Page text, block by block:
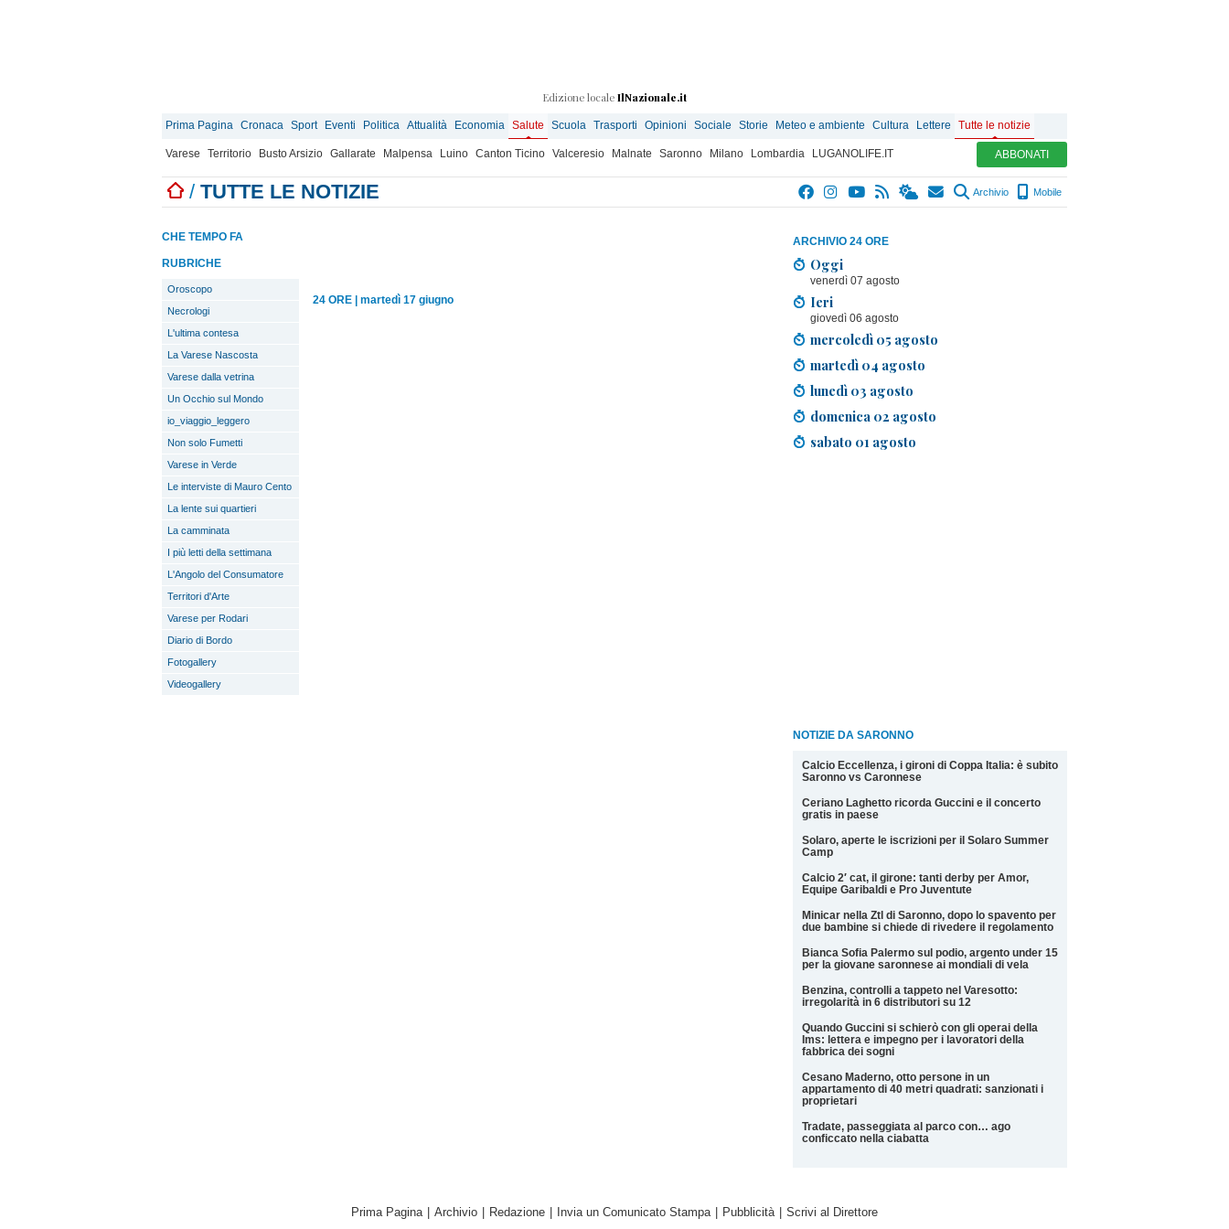
Edizione locale IlNazionale.it
Prima Pagina Cronaca Sport Eventi Politica Attualità Economia Salute Scuola Trasporti Opinioni Sociale Storie Meteo e ambiente Cultura Lettere Tutte le notizie
Varese Territorio Busto Arsizio Gallarate Malpensa Luino Canton Ticino Valceresio Malnate Saronno Milano Lombardia LUGANOLIFE.IT ABBONATI
/ TUTTE LE NOTIZIE Archivio Mobile
ARCHIVIO 24 ORE
Oggi
venerdì 07 agosto
Ieri
giovedì 06 agosto
mercoledì 05 agosto
martedì 04 agosto
lunedì 03 agosto
domenica 02 agosto
sabato 01 agosto
NOTIZIE DA SARONNO
Calcio Eccellenza, i gironi di Coppa Italia: è subito
Saronno vs Caronnese
Ceriano Laghetto ricorda Guccini e il concerto
gratis in paese
Solaro, aperte le iscrizioni per il Solaro Summer
Camp
Calcio 2′ cat, il girone: tanti derby per Amor,
Equipe Garibaldi e Pro Juventute
Minicar nella Ztl di Saronno, dopo lo spavento per
due bambine si chiede di rivedere il regolamento
Bianca Sofia Palermo sul podio, argento under 15
per la giovane saronnese ai mondiali di vela
Benzina, controlli a tappeto nel Varesotto:
irregolarità in 6 distributori su 12
Quando Guccini si schierò con gli operai della
Ims: lettera e impegno per i lavoratori della
fabbrica dei sogni
Cesano Maderno, otto persone in un
appartamento di 40 metri quadrati: sanzionati i
proprietari
Tradate, passeggiata al parco con… ago
conficcato nella ciabatta
CHE TEMPO FA
RUBRICHE
Oroscopo
Necrologi
L'ultima contesa
La Varese Nascosta
Varese dalla vetrina
Un Occhio sul Mondo
io_viaggio_leggero
Non solo Fumetti
Varese in Verde
Le interviste di Mauro Cento
La lente sui quartieri
La camminata
I più letti della settimana
L'Angolo del Consumatore
Territori d'Arte
Varese per Rodari
Diario di Bordo
Fotogallery
Videogallery
24 ORE martedì 17 giugno
Prima Pagina Archivio Redazione Invia un Comunicato Stampa Pubblicità Scrivi al Direttore